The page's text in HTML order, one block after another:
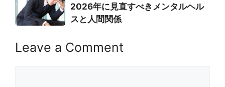
2026年に見直すべきメンタルヘル
スと人間関係
Leave a Comment